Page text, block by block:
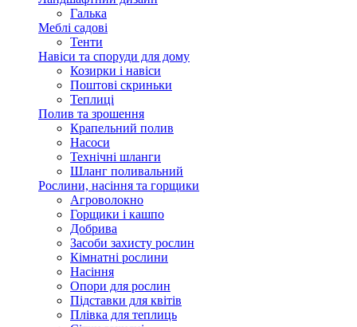
Галька
Меблі садові
Тенти
Навіси та споруди для дому
Козирки і навіси
Поштові скриньки
Теплиці
Полив та зрошення
Крапельний полив
Насоси
Технічні шланги
Шланг поливальний
Рослини, насіння та горщики
Агроволокно
Горщики і кашпо
Добрива
Засоби захисту рослин
Кімнатні рослини
Насіння
Опори для рослин
Підставки для квітів
Плівка для теплиць